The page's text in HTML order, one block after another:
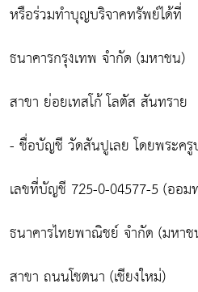
หรือร่วมทำบุญบริจาคทรัพย์ได้ที่
ธนาคารกรุงเทพ จำกัด (มหาชน)
สาขา ย่อยเทสโก้ โลตัส สันทราย
- ชื่อบัญชี วัดสันปูเลย โดยพระค
เลขที่บัญชี 725-0-04577-5 (ออ
ธนาคารไทยพาณิชย์ จำกัด (มหา
สาขา ถนนโชตนา (เชียงใหม่)